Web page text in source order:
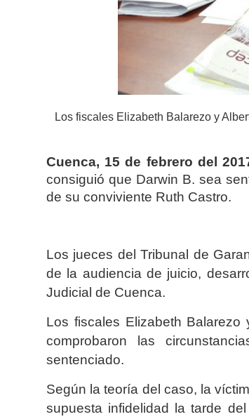
Los fiscales Elizabeth Balarezo y
Cuenca, 15 de febrero del
consiguió que Darwin B. sea
de su conviviente Ruth Castro.
Los jueces del Tribunal de
de la audiencia de juicio,
Judicial de Cuenca.
Los fiscales Elizabeth
comprobaron las
sentenciado.
Según la teoría del caso, la
supuesta infidelidad la tarde